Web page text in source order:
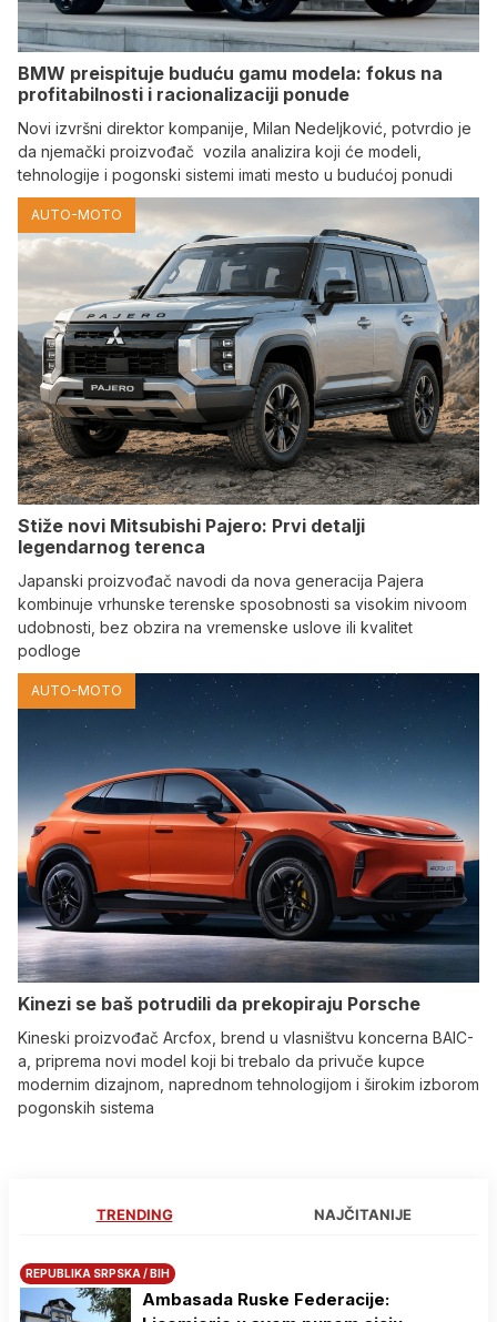
BMW preispituje buduću gamu modela: fokus na
profitabilnosti i racionalizaciji ponude
Novi izvršni direktor kompanije, Milan Nedeljković, potvrdio je
da njemački proizvođač vozila analizira koji će modeli,
tehnologije i pogonski sistemi imati mesto u budućoj ponudi
AUTO-MOTO
Stiže novi Mitsubishi Pajero: Prvi detalji
legendarnog terenca
Japanski proizvođač navodi da nova generacija Pajera
kombinuje vrhunske terenske sposobnosti sa visokim nivoom
udobnosti, bez obzira na vremenske uslove ili kvalitet
podloge
AUTO-MOTO
Kinezi se baš potrudili da prekopiraju Porsche
Kineski proizvođač Arcfox, brend u vlasništvu koncerna BAIC-
a, priprema novi model koji bi trebalo da privuče kupce
modernim dizajnom, naprednom tehnologijom i širokim izborom
pogonskih sistema
TRENDING NAJČITANIJE
REPUBLIKA SRPSKA / BIH
Ambasada Ruske Federacije: